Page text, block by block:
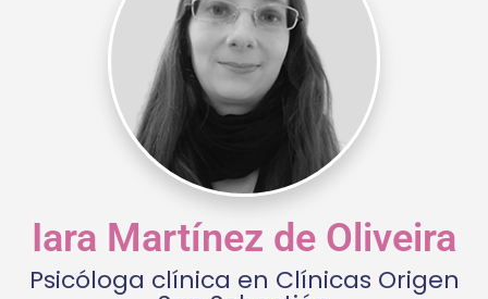
Iara Martínez de Oliveira
Psicóloga clínica en Clínicas Origen